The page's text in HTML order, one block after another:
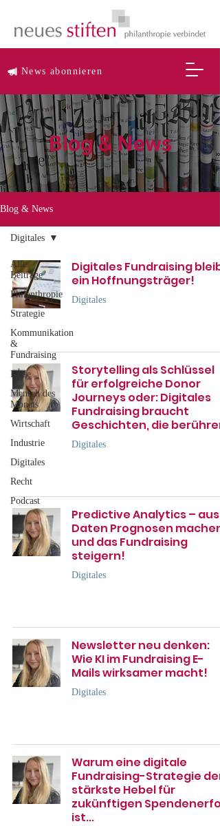
News abonnieren
Blog & News
Blog & News
Alle
Beiträge
Philanthropie
Strategie
Kommunikation
&
Fundraising
Krise
Mensch des
Monats
Wirtschaft
Industrie
Digitales
Recht
Podcast
Digitales
Digitales Fundraising bleibt
ein Hoffnungsträger!
Digitales
Storytelling als Schlüssel
für erfolgreiche Donor
Journeys oder: Digitales
Fundraising braucht
Geschichten, die
Digitales
Predictive Analytics – aus
Daten Prognosen machen
und das Fundraising
steigern!
Digitales
Newsletter neu denken:
Wie KI im Fundraising E-
Mails wirksamer macht!
Digitales
Warum eine digitale
Fundraising-Strategie der
stärkste Hebel für
zukünftigen
ist...